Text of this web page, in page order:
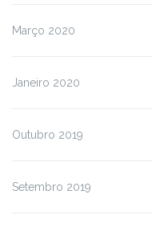
Março 2020
Janeiro 2020
Outubro 2019
Setembro 2019